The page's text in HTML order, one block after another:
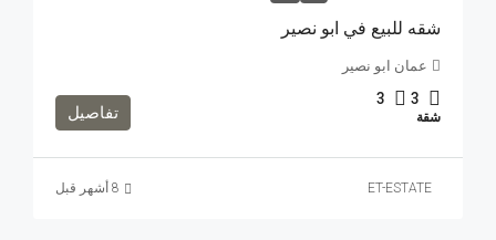
شقه للبيع في ابو نصير
عمان ابو نصير
3
3
شقة تفاصيل
ET-ESTATE